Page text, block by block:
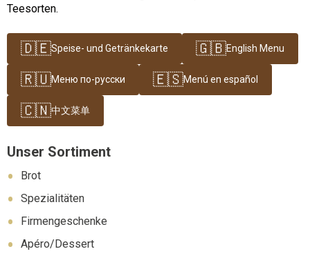
Teesorten.
🇩🇪Speise- und Getränkekarte 🇬🇧English Menu
🇷🇺Меню по-русски 🇪🇸Menú en español
🇨🇳中文菜单
Unser Sortiment
Brot
Spezialitäten
Firmengeschenke
Apéro/Dessert